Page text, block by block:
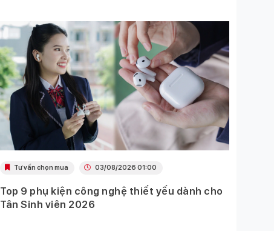
Tư vấn chọn mua 03/08/2026 01:00
Top 9 phụ kiện công nghệ thiết yếu dành cho
Tân Sinh viên 2026